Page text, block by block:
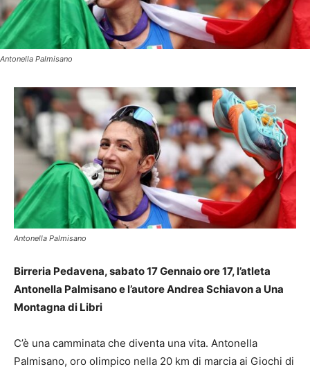
Antonella Palmisano
Antonella Palmisano
Birreria Pedavena, sabato 17 Gennaio ore 17, l’atleta
Antonella Palmisano e l’autore Andrea Schiavon a Una
Montagna di Libri
C’è una camminata che diventa una vita. Antonella
Palmisano, oro olimpico nella 20 km di marcia ai Giochi di